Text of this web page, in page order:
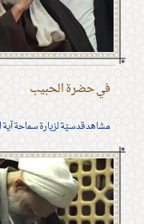
في حضرة الحبيب
مشاهد قدسيّة لزيارة سماحة